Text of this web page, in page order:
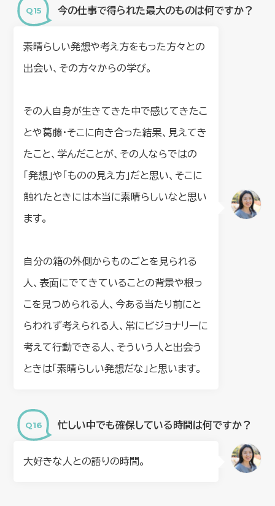
今の仕事で得られた最大のものは何ですか？
素晴らしい発想や考え方をもった方々との
出会い、その方々からの学び。
その人自身が生きてきた中で感じてきたこ
とや葛藤・そこに向き合った結果、見えてき
たこと、学んだことが、その人ならではの
「発想」や「ものの見え方」だと思い、そこに
触れたときには本当に素晴らしいなと思い
ます。
自分の箱の外側からものごとを見られる
人、表面にでてきていることの背景や根っ
こを見つめられる人、今ある当たり前にと
らわれず考えられる人、常にビジョナリーに
考えて行動できる人、そういう人と出会う
ときは「素晴らしい発想だな」と思います。
忙しい中でも確保している時間は何ですか？
大好きな人との語りの時間。